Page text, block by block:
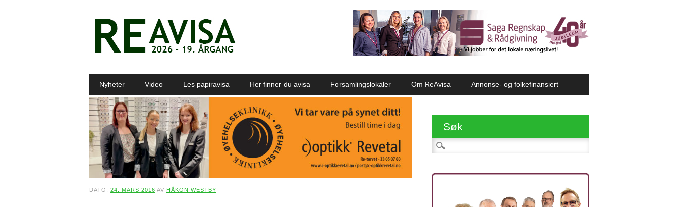
Main menu
Nyheter Video Les papiravisa Her finner du avisa Forsamlingslokaler Om ReAvisa Annonse- og folkefinansiert
DATO: 24. MARS 2016 AV HÅKON WESTBY
Søk
Søk etter: